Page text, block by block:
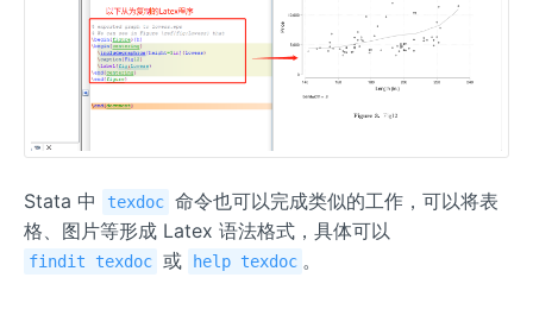
Stata 中 texdoc 命令也可以完成类似的工作，可以将表
格、图片等形成 Latex 语法格式，具体可以
findit texdoc 或 help texdoc 。